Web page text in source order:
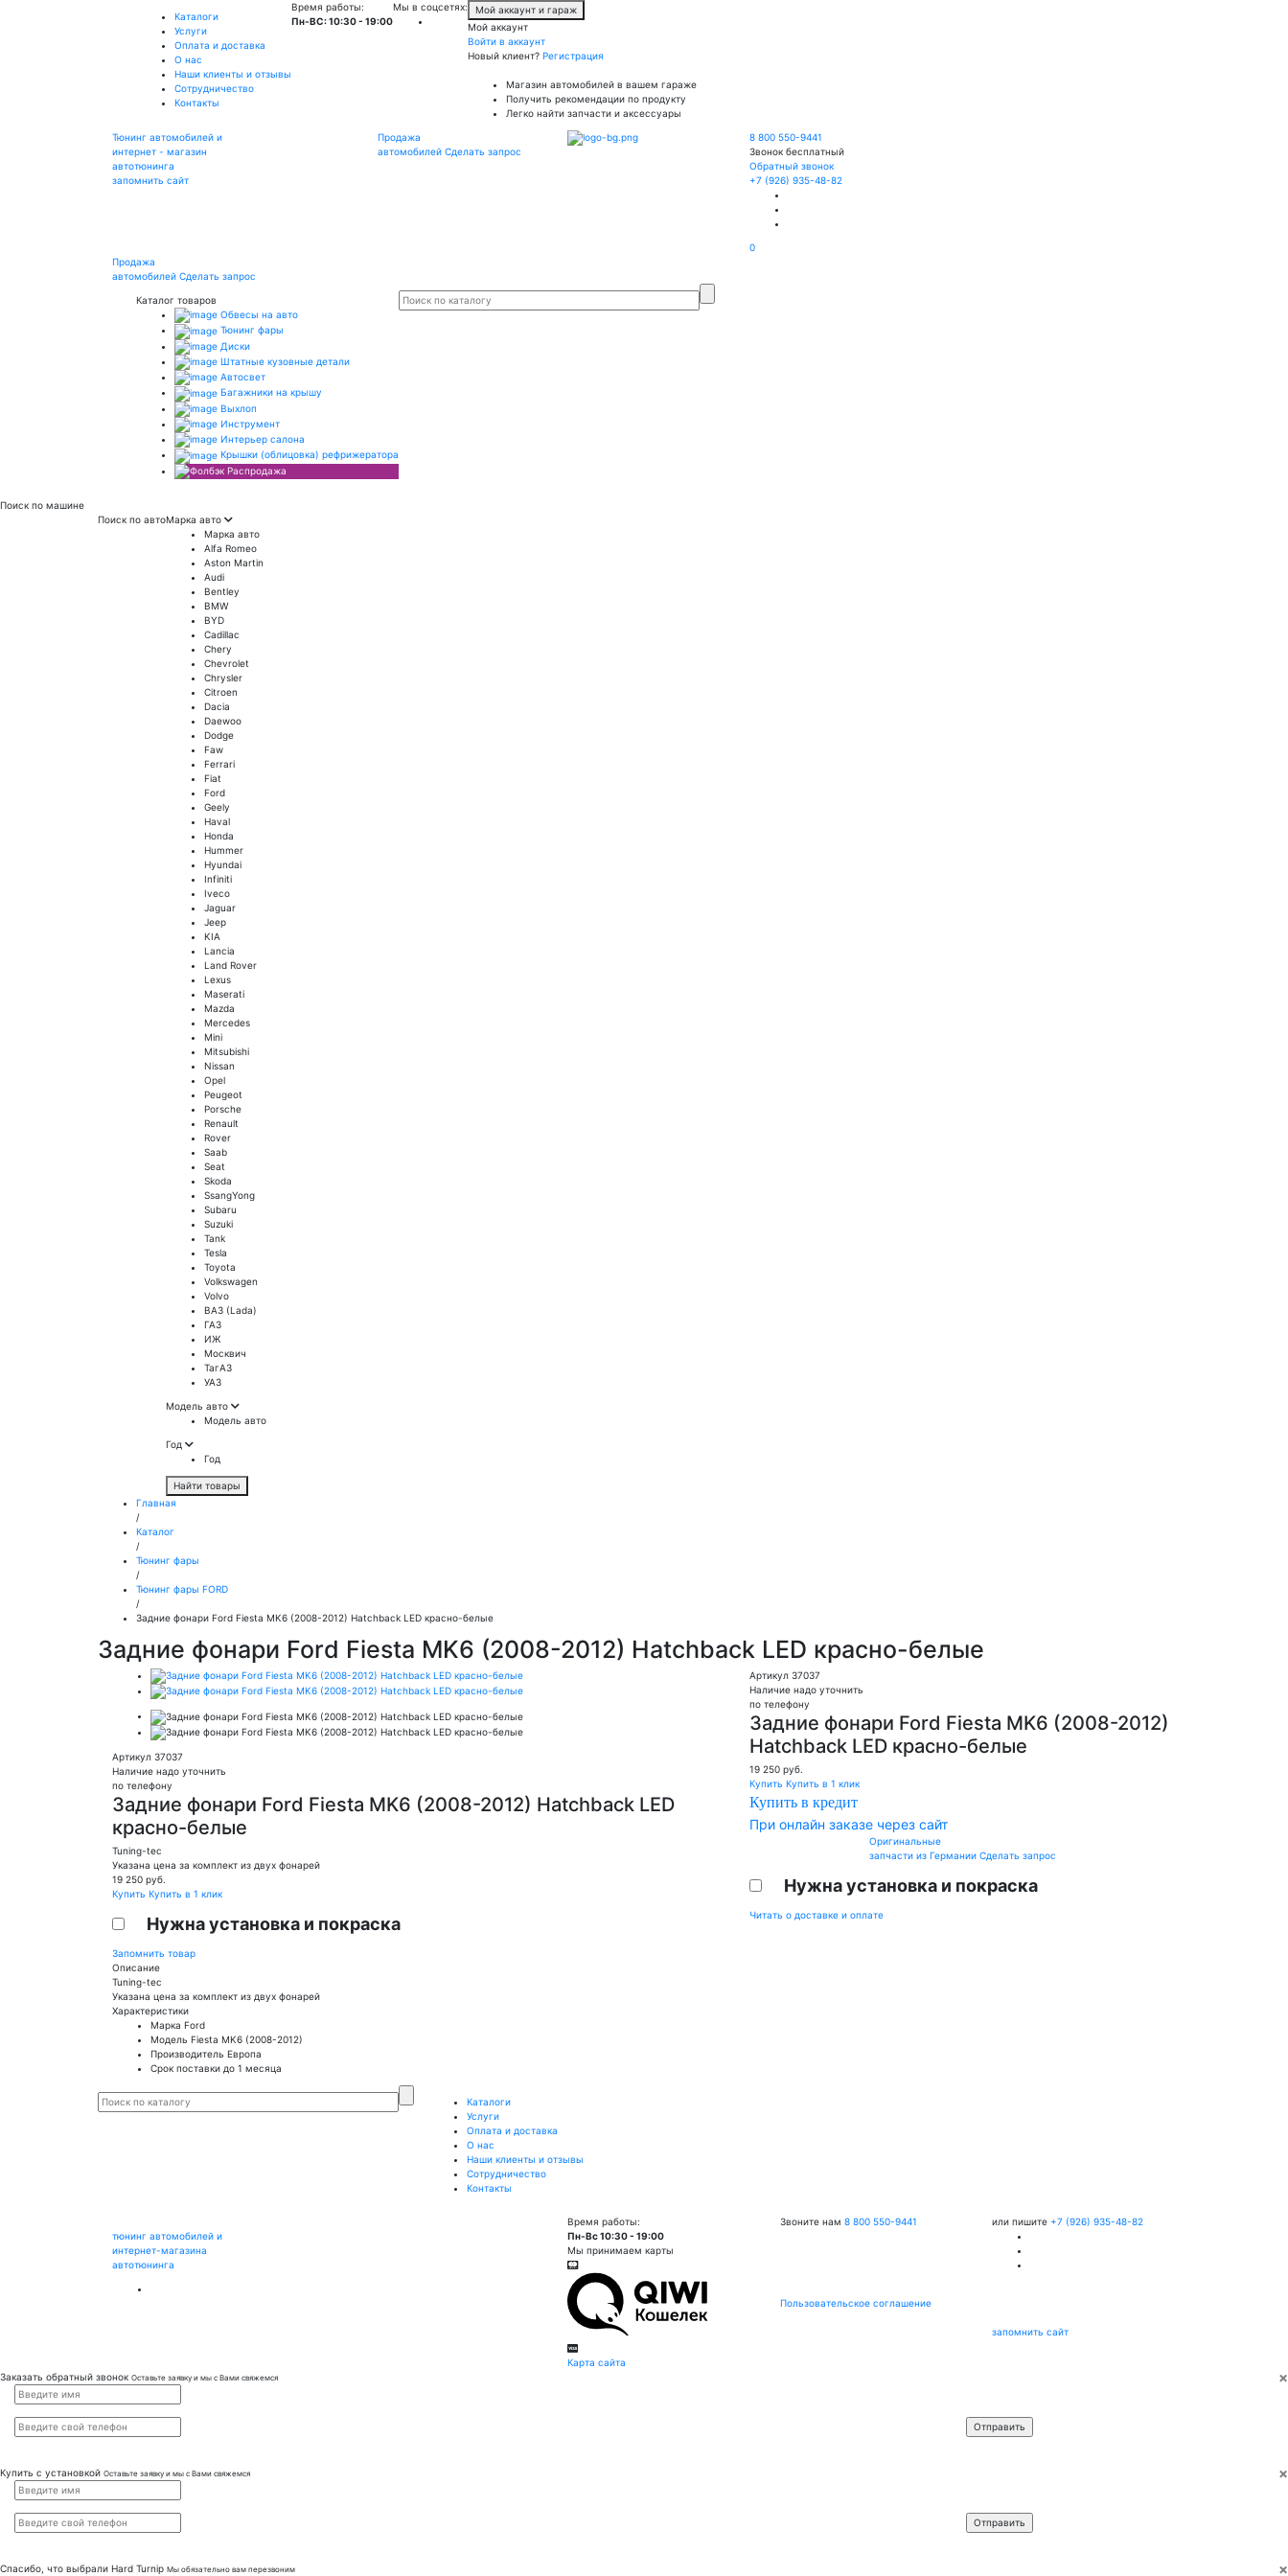
Каталоги
Услуги
Оплата и доставка
О нас
Наши клиенты и отзывы
Сотрудничество
Контакты
Время работы:
Пн-ВС: 10:30 - 19:00
Мы в соцсетях:
Мой аккаунт и гараж
Мой аккаунт
Войти в аккаунт
Новый клиент? Регистрация
Магазин автомобилей в вашем гараже
Получить рекомендации по продукту
Легко найти запчасти и аксессуары
Тюнинг автомобилей и
интернет - магазин
автотюнинга
запомнить сайт
Продажа
автомобилейСделать запрос
8 800 550-9441
Звонок бесплатный
Обратный звонок
+7 (926) 935-48-82
0
Продажа
автомобилей Сделать запрос
Каталог товаров
Обвесы на авто
Тюнинг фары
Диски
Штатные кузовные детали
Автосвет
Багажники на крышу
Выхлоп
Инструмент
Интерьер салона
Крышки (облицовка) рефрижератора
Распродажа
Поиск по машине
Поиск по автоМарка авто
Марка авто
Alfa Romeo
Aston Martin
Audi
Bentley
BMW
BYD
Cadillac
Chery
Chevrolet
Chrysler
Citroen
Dacia
Daewoo
Dodge
Faw
Ferrari
Fiat
Ford
Geely
Haval
Honda
Hummer
Hyundai
Infiniti
Iveco
Jaguar
Jeep
KIA
Lancia
Land Rover
Lexus
Maserati
Mazda
Mercedes
Mini
Mitsubishi
Nissan
Opel
Peugeot
Porsche
Renault
Rover
Saab
Seat
Skoda
SsangYong
Subaru
Suzuki
Tank
Tesla
Toyota
Volkswagen
Volvo
ВАЗ (Lada)
ГАЗ
ИЖ
Москвич
ТагАЗ
УАЗ
Модель авто
Модель авто
Год
Год
Найти товары
Главная
/
Каталог
/
Тюнинг фары
/
Тюнинг фары FORD
/
Задние фонари Ford Fiesta MK6 (2008-2012) Hatchback LED красно-белые
Задние фонари Ford Fiesta MK6 (2008-2012) Hatchback LED красно-белые
Артикул 37037
Наличие надо уточнить
по телефону
Задние фонари Ford Fiesta MK6 (2008-2012) Hatchback LED
красно-белые
Tuning-tec
Указана цена за комплект из двух фонарей
19 250 руб.
Купить Купить в 1 клик
Нужна установка и покраска
Запомнить товар
Описание
Tuning-tec
Указана цена за комплект из двух фонарей
Характеристики
Марка Ford
Модель Fiesta MK6 (2008-2012)
Производитель Европа
Срок поставки до 1 месяца
Артикул 37037
Наличие надо уточнить
по телефону
Задние фонари Ford Fiesta MK6 (2008-2012)
Hatchback LED красно-белые
19 250 руб.
Купить Купить в 1 клик
Купить в кредит
При онлайн заказе через сайт
Оригинальные
запчасти из Германии Сделать запрос
Нужна установка и покраска
Читать о доставке и оплате
Каталоги
Услуги
Оплата и доставка
О нас
Наши клиенты и отзывы
Сотрудничество
Контакты
тюнинг автомобилей и
интернет-магазина
автотюнинга
Время работы:
Пн-Вс 10:30 - 19:00
Мы принимаем карты
Карта сайта
Звоните нам 8 800 550-9441
Пользовательское соглашение
или пишите +7 (926) 935-48-82
запомнить сайт
×
Заказать обратный звонок Оставьте заявку и мы с Вами свяжемся
×
Купить с установкой Оставьте заявку и мы с Вами свяжемся
×
Спасибо, что выбрали Hard Turnip Мы обязательно вам перезвоним